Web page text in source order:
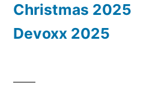
Christmas 2025
Devoxx 2025